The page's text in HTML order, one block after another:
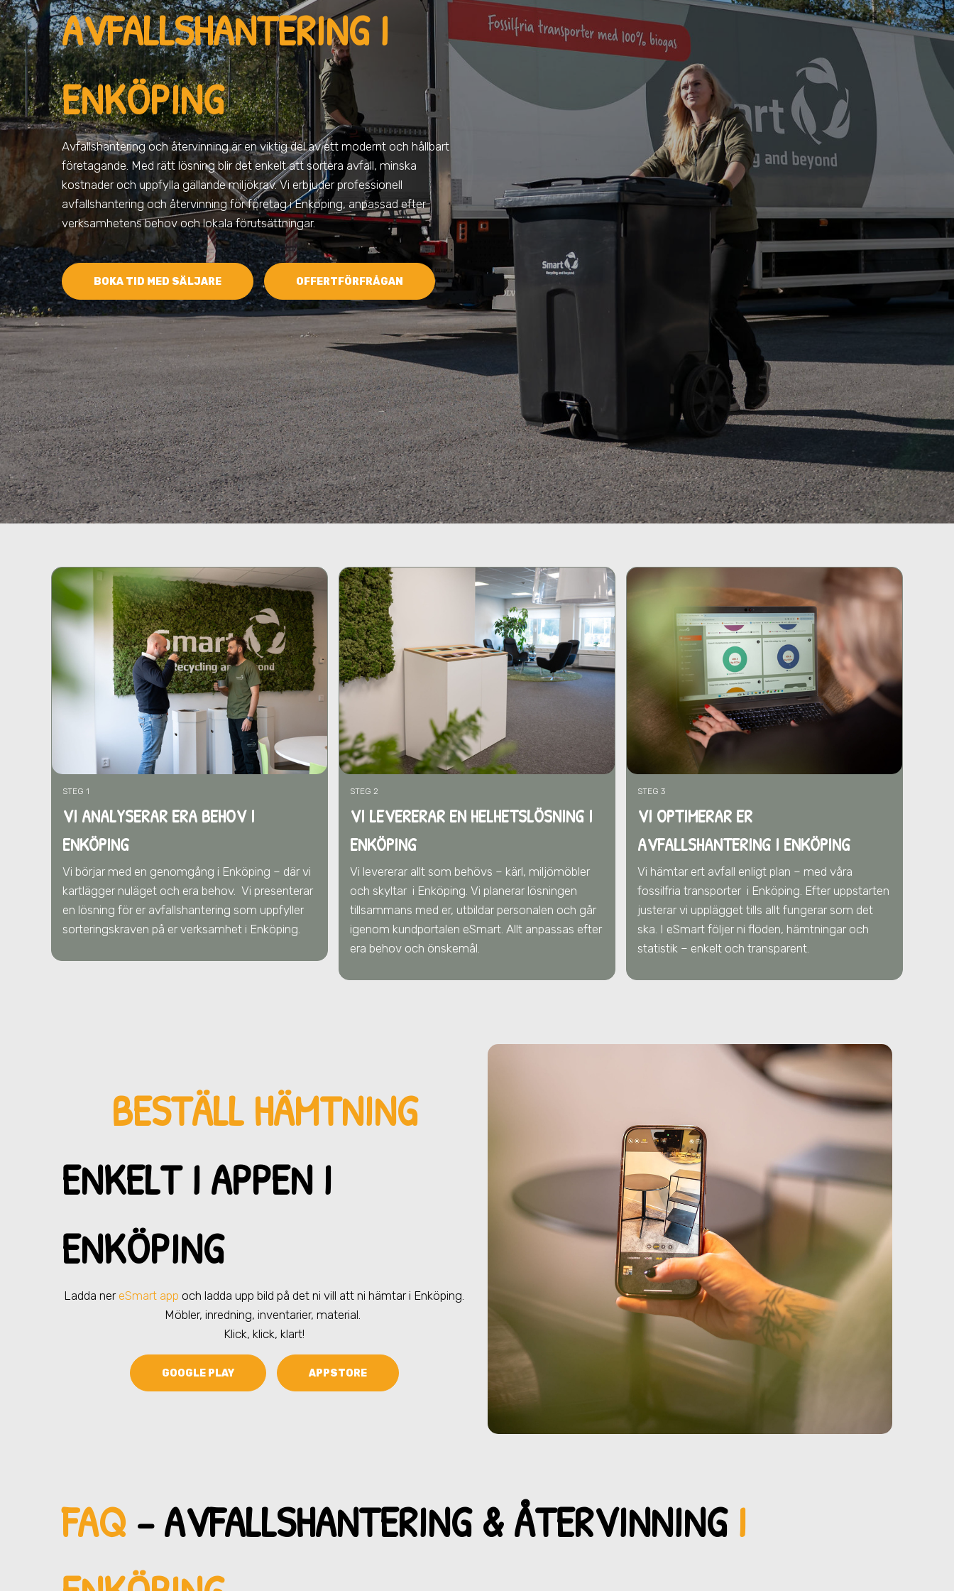
AVFALLSHANTERING I
ENKÖPING
Avfallshantering och återvinning är en viktig del av ett modernt och hållbart
företagande. Med rätt lösning blir det enkelt att sortera avfall, minska
kostnader och uppfylla gällande miljökrav. Vi erbjuder professionell
avfallshantering och återvinning för företag i Enköping, anpassad efter
verksamhetens behov och lokala förutsättningar.
BOKA TID MED SÄLJARE OFFERTFÖRFRÅGAN
STEG 1
VI ANALYSERAR ERA BEHOV I
ENKÖPING
Vi börjar med en genomgång i Enköping – där vi
kartlägger nuläget och era behov. Vi presenterar
en lösning för er avfallshantering som uppfyller
sorteringskraven på er verksamhet i Enköping.
STEG 2
VI LEVERERAR EN HELHETSLÖSNING I
ENKÖPING
Vi levererar allt som behövs – kärl, miljömöbler
och skyltar i Enköping. Vi planerar lösningen
tillsammans med er, utbildar personalen och går
igenom kundportalen eSmart. Allt anpassas efter
era behov och önskemål.
STEG 3
VI OPTIMERAR ER
AVFALLSHANTERING I ENKÖPING
Vi hämtar ert avfall enligt plan – med våra
fossilfria transporter i Enköping. Efter uppstarten
justerar vi upplägget tills allt fungerar som det
ska. I eSmart följer ni flöden, hämtningar och
statistik – enkelt och transparent.
BESTÄLL HÄMTNING
ENKELT I APPEN I
ENKÖPING
Ladda ner eSmart app och ladda upp bild på det ni vill att ni hämtari Enköping.
Möbler, inredning, inventarier, material.
Klick, klick, klart!
GOOGLE PLAY APPSTORE
FAQ– AVFALLSHANTERING & ÅTERVINNINGI